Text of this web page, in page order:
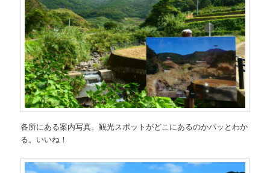
各所にある案内写真。観光スポットがどこにあるのかパッとわか
る。いいね！